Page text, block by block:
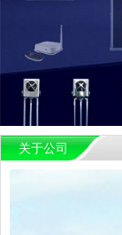
关于公司